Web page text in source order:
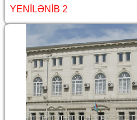
YENİLƏNİB 2